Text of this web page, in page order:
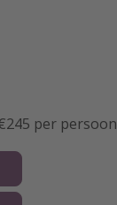
per persoon